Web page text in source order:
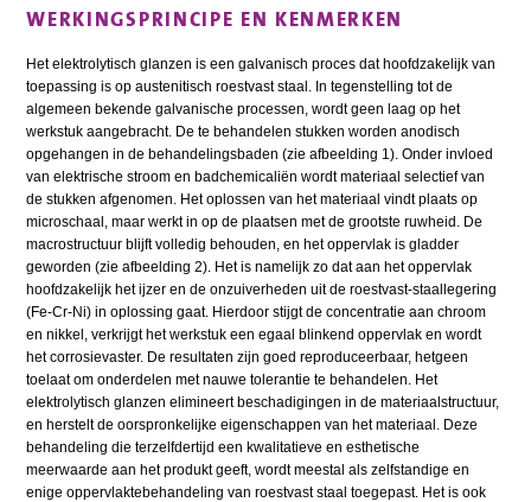
WERKINGSPRINCIPE EN KENMERKEN
Het elektrolytisch glanzen is een galvanisch proces dat hoofdzakelijk van
toepassing is op austenitisch roestvast staal. In tegenstelling tot de
algemeen bekende galvanische processen, wordt geen laag op het
werkstuk aangebracht. De te behandelen stukken worden anodisch
opgehangen in de behandelingsbaden (zie afbeelding 1). Onder invloed
van elektrische stroom en badchemicaliën wordt materiaal selectief van
de stukken afgenomen. Het oplossen van het materiaal vindt plaats op
microschaal, maar werkt in op de plaatsen met de grootste ruwheid. De
macrostructuur blijft volledig behouden, en het oppervlak is gladder
geworden (zie afbeelding 2). Het is namelijk zo dat aan het oppervlak
hoofdzakelijk het ijzer en de onzuiverheden uit de roestvast-staallegering
(Fe-Cr-Ni) in oplossing gaat. Hierdoor stijgt de concentratie aan chroom
en nikkel, verkrijgt het werkstuk een egaal blinkend oppervlak en wordt
het corrosievaster. De resultaten zijn goed reproduceerbaar, hetgeen
toelaat om onderdelen met nauwe tolerantie te behandelen. Het
elektrolytisch glanzen elimineert beschadigingen in de materiaalstructuur,
en herstelt de oorspronkelijke eigenschappen van het materiaal. Deze
behandeling die terzelfdertijd een kwalitatieve en esthetische
meerwaarde aan het produkt geeft, wordt meestal als zelfstandige en
enige oppervlaktebehandeling van roestvast staal toegepast. Het is ook